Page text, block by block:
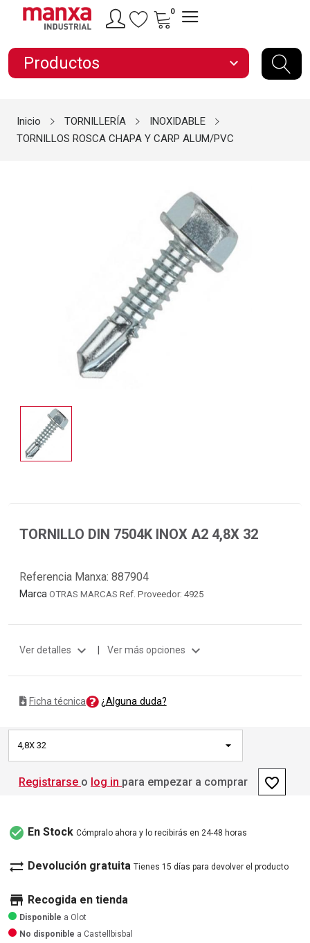
0
Productos expand_more
Inicio TORNILLERÍA
INOXIDABLE
TORNILLOS ROSCA CHAPA Y CARP ALUM/PVC
TORNILLO DIN 7504K INOX A2 4,8X 32
Referencia Manxa: 887904
Marca OTRAS MARCAS Ref. Proveedor: 4925
Ver detalles expand_more | Ver más opciones expand_more
Ficha técnica ¿Alguna duda?
4,8X 32
Registrarse o log in para empezar a comprar favorite_border
check_circle En Stock Cómpralo ahora y lo recibirás en 24-48 horas
sync_alt Devolución gratuita Tienes 15 días para devolver el producto
store Recogida en tienda
Disponible a Olot
No disponible a Castellbisbal